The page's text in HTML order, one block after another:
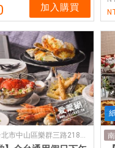
加入購買